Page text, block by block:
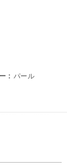
: パール